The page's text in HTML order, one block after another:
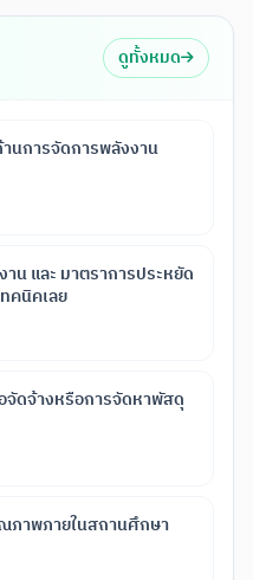
ดูทั้งหมด
นการจัดการพลังงาน
น และ มาตราการประหยัด
คนิคเลย
จัดจ้างหรือการจัดหาพัสดุ
ภาพภายในสถานศึกษา